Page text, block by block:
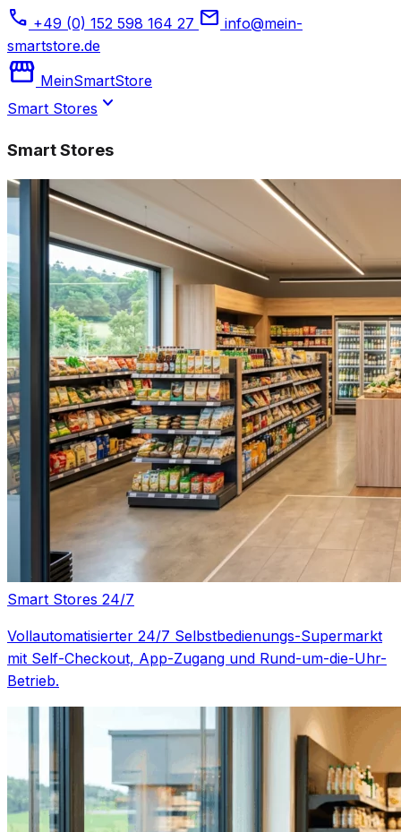
phone +49 (0) 152 598 164 27 mail info@mein-
smartstore.de
storefront MeinSmartStore
Smart Stores expand_more
Smart Stores
Smart Stores 24/7
Vollautomatisierter 24/7 Selbstbedienungs-Supermarkt
mit Self-Checkout, App-Zugang und Rund-um-die-Uhr-
Betrieb.